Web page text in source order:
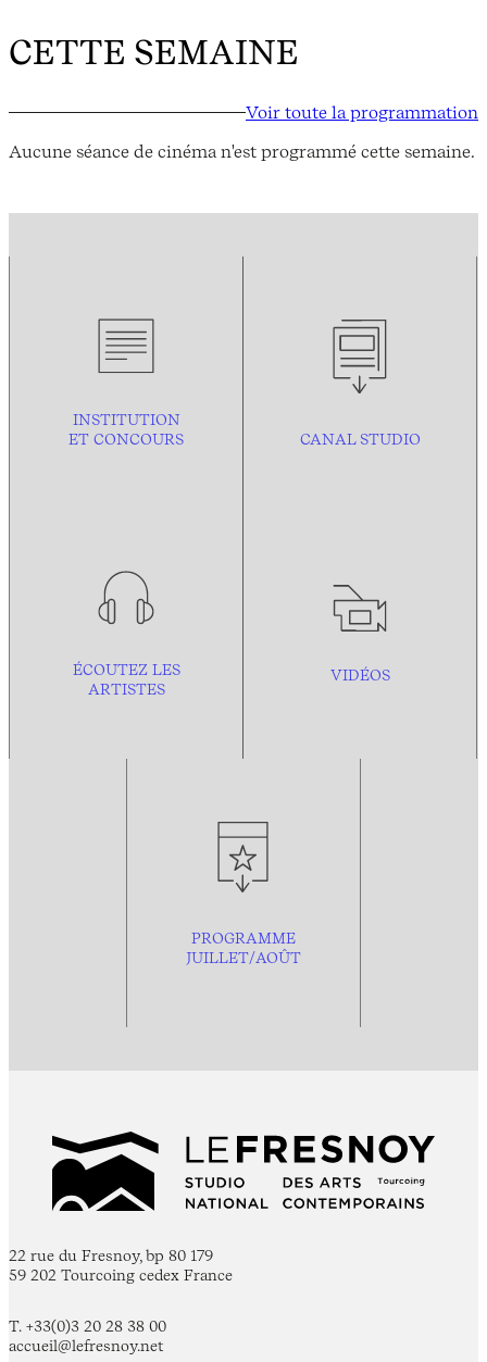
CETTE SEMAINE
Voir toute la programmation
Aucune séance de cinéma n'est programmé cette semaine.
INSTITUTION
ET CONCOURS
CANAL STUDIO
ÉCOUTEZ LES
ARTISTES
VIDÉOS
PROGRAMME
JUILLET/AOÛT
22 rue du Fresnoy, bp 80 179
59 202 Tourcoing cedex France
T. +33(0)3 20 28 38 00
accueil@lefresnoy.net